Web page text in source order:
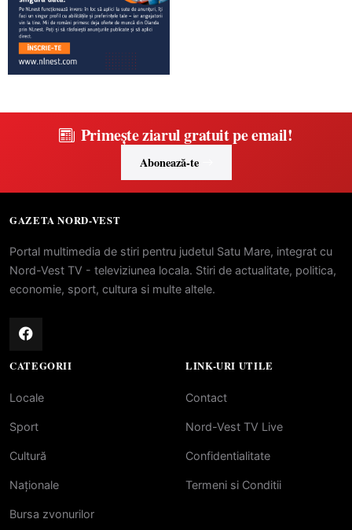
Primește ziarul gratuit pe email!
Abonează-te
GAZETA NORD-VEST
Portal multimedia de stiri pentru judetul Satu Mare, integrat cu
Nord-Vest TV - televiziunea locala. Stiri de actualitate, politica,
economie, sport, cultura si multe altele.
CATEGORII
Locale
Sport
Cultură
Naționale
Bursa zvonurilor
LINK-URI UTILE
Contact
Nord-Vest TV Live
Confidentialitate
Termeni si Conditii